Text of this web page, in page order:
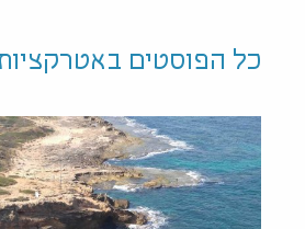
כל הפוסטים ב